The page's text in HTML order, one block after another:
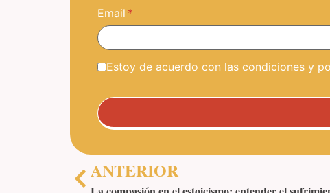
Email
Estoy de acuerdo con las condiciones y
ANTERIOR